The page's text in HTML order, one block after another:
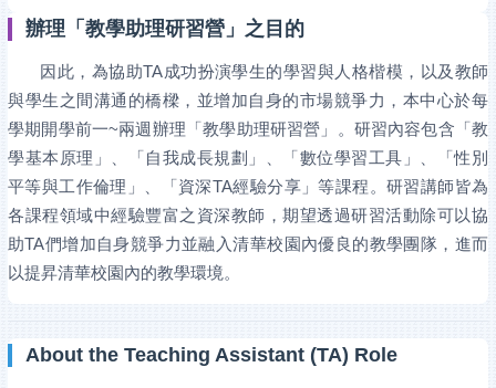
辦理「教學助理研習營」之目的
因此，為協助TA成功扮演學生的學習與人格楷模，以及教師
與學生之間溝通的橋樑，並增加自身的市場競爭力，本中心於每
學期開學前一~兩週辦理「教學助理研習營」。研習內容包含「教
學基本原理」、「自我成長規劃」、「數位學習工具」、「性別
平等與工作倫理」、「資深TA經驗分享」等課程。研習講師皆為
各課程領域中經驗豐富之資深教師，期望透過研習活動除可以協
助TA們增加自身競爭力並融入清華校園內優良的教學團隊，進而
以提昇清華校園內的教學環境。
About the Teaching Assistant (TA) Role